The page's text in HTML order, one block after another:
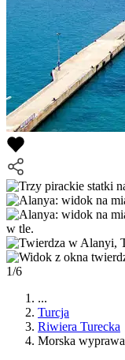
1/6
...
Turcja
Riwiera Turecka
Morska wyprawa